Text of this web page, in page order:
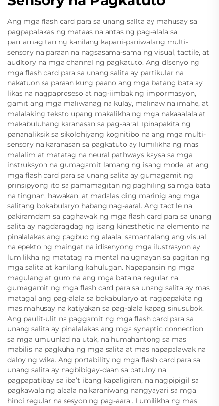
Ang mga flash card para sa unang salita ay mahusay sa
pagpapalakas ng mataas na antas ng pag-alala sa
pamamagitan ng kanilang kapani-paniwalang multi-
sensory na paraan na nagsasama-sama ng visual, tactile, at
auditory na mga channel ng pagkatuto. Ang disenyo ng
mga flash card para sa unang salita ay partikular na
nakatuon sa paraan kung paano ang mga batang bata ay
likas na nagpaproseso at nag-iimbak ng impormasyon,
gamit ang mga maliwanag na kulay, malinaw na imahe, at
malalaking teksto upang makalikha ng mga nakaaalala at
makabuluhang karanasan sa pag-aaral. Ipinapakita ng
pananaliksik sa sikolohiyang kognitibo na ang mga multi-
sensory na karanasan sa pagkatuto ay lumilikha ng mas
malalim at matatag na neural pathways kaysa sa mga
instruksyon na gumagamit lamang ng isang mode, at ang
mga flash card para sa unang salita ay gumagamit ng
prinsipyong ito sa pamamagitan ng paghiling sa mga bata
na tingnan, hawakan, at madalas ding marinig ang mga
salitang bokabularyo habang nag-aaral. Ang tactile na
pakiramdam sa paghawak ng mga flash card para sa unang
salita ay nagdaragdag ng isang kinesthetic na elemento na
pinalalakas ang pagbuo ng alaala, samantalang ang visual
na epekto ng maingat na idisenyong mga ilustrasyon ay
lumilikha ng matatag na mental na ugnayan sa pagitan ng
mga salita at kanilang kahulugan. Napapansin ng mga
magulang at guro na ang mga bata na regular na
gumagamit ng mga flash card para sa unang salita ay mas
matagal ang pag-alala sa bokabularyo at nagpapakita ng
mas mahusay na katiyakan sa pag-alala kapag sinusubok.
Ang paulit-ulit na paggamit ng mga flash card para sa
unang salita ay pinalalakas ang mga synaptic connection
sa mga umuunlad na utak, na humahantong sa mas
mabilis na pagkuha ng mga salita at mas napapalawak na
daloy ng wika. Ang portability ng mga flash card para sa
unang salita ay nagbibigay-daan sa patuloy na
pagpapatibay sa iba’t ibang kapaligiran, na nagpipigil sa
pagkawala ng alaala na karaniwang nangyayari sa mga
hindi regular na sesyon ng pag-aaral. Lumilikha ng mas